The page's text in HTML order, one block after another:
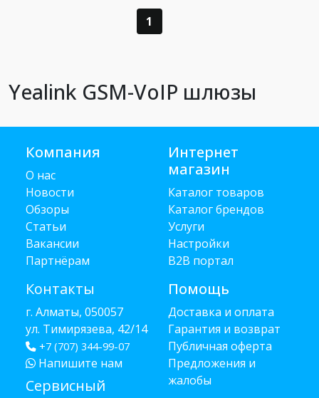
1
Yealink GSM-VoIP шлюзы
Компания
О нас
Новости
Обзоры
Статьи
Вакансии
Партнёрам
Контакты
г. Алматы, 050057
ул. Тимирязева, 42/14
+7 (707) 344-99-07
Напишите нам
Сервисный
Интернет
магазин
Каталог товаров
Каталог брендов
Услуги
Настройки
B2B портал
Помощь
Доставка и оплата
Гарантия и возврат
Публичная оферта
Предложения и
жалобы